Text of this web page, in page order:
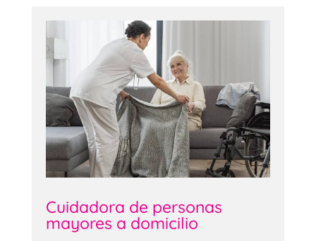
Cuidadora de personas
mayores a domicilio